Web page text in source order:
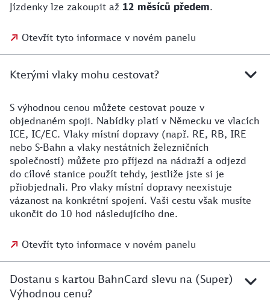
Jízdenky lze zakoupit až 12 měsíců předem.
Otevřít tyto informace v novém panelu
Kterými vlaky mohu cestovat?
S výhodnou cenou můžete cestovat pouze v
objednaném spoji. Nabídky platí v Německu ve vlacích
ICE, IC/EC. Vlaky místní dopravy (např. RE, RB, IRE
nebo S-Bahn a vlaky nestátních železničních
společností) můžete pro příjezd na nádraží a odjezd
do cílové stanice použít tehdy, jestliže jste si je
přiobjednali. Pro vlaky místní dopravy neexistuje
vázanost na konkrétní spojení. Vaši cestu však musíte
ukončit do 10 hod následujícího dne.
Otevřít tyto informace v novém panelu
Dostanu s kartou BahnCard slevu na (Super)
Výhodnou cenu?